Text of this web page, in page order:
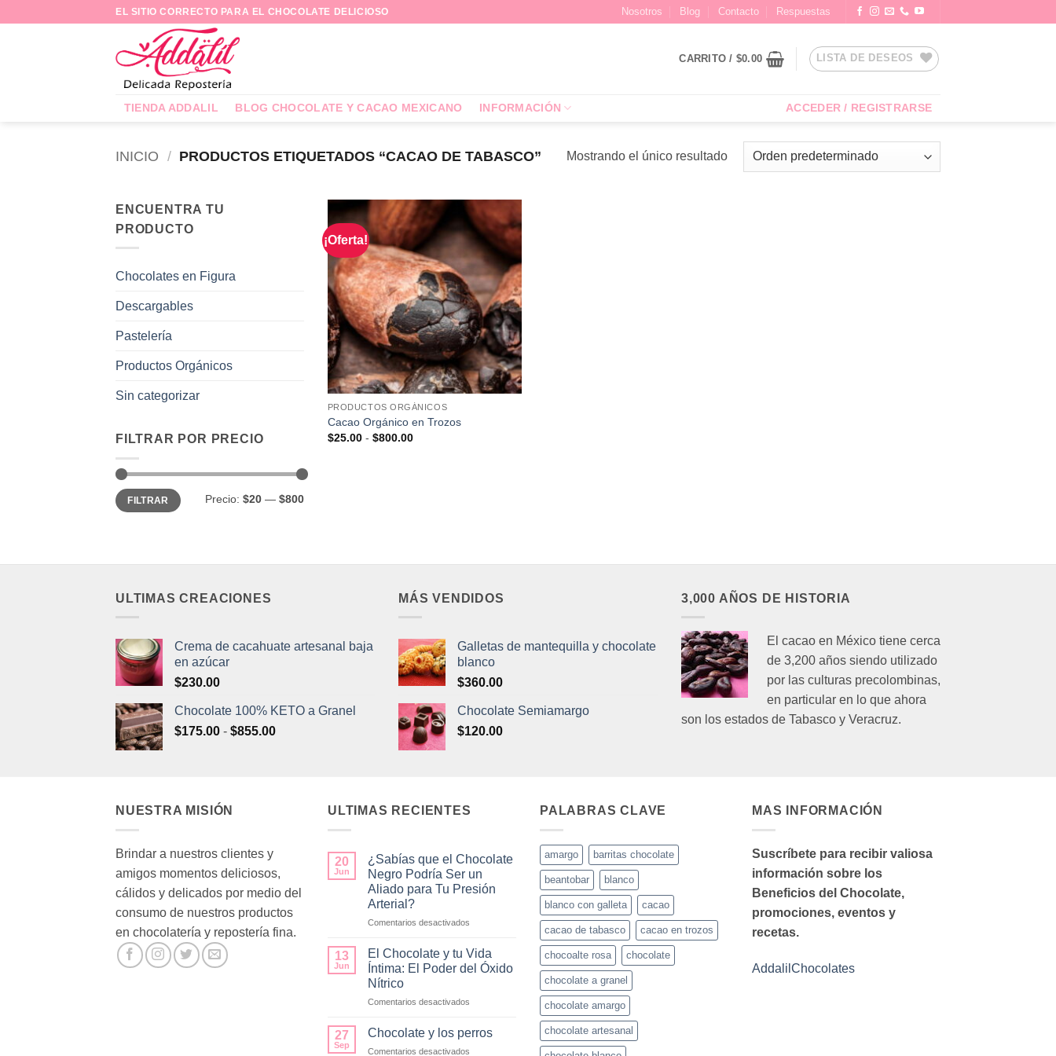
EL SITIO CORRECTO PARA EL CHOCOLATE DELICIOSO Nosotros Blog Contacto Respuestas
CARRITO / $0.00 LISTA DE DESEOS
TIENDA ADDALIL BLOG CHOCOLATE Y CACAO MEXICANO INFORMACIÓN ACCEDER / REGISTRARSE
INICIO / PRODUCTOS ETIQUETADOS “CACAO DE TABASCO” Mostrando el único resultado
ENCUENTRA TU
PRODUCTO
Chocolates en Figura
Descargables
Pastelería
Productos Orgánicos
Sin categorizar
FILTRAR POR PRECIO
Precio
mínimo
Precio
máximo
FILTRAR Precio: $20 — $800
¡Oferta!
Añadir
lista de
deseos
PRODUCTOS ORGÁNICOS
Cacao Orgánico en Trozos
$25.00 - $800.00Rango
ULTIMAS CREACIONES
Crema de cacahuate artesanal baja
en azúcar
$230.00
Chocolate 100% KETO a Granel
$175.00 - $855.00Rango
MÁS VENDIDOS
Galletas de mantequilla y chocolate
blanco
$360.00
Chocolate Semiamargo
$120.00
3,000 AÑOS DE HISTORIA
El cacao en México tiene cerca
de 3,200 años siendo utilizado
por las culturas precolombinas,
en particular en lo que ahora
son los estados de Tabasco y Veracruz.
NUESTRA MISIÓN
Brindar a nuestros clientes y
amigos momentos deliciosos,
cálidos y delicados por medio del
consumo de nuestros productos
en chocolatería y repostería fina.
ULTIMAS RECIENTES
20
Jun
¿Sabías que el Chocolate
Negro Podría Ser un
Aliado para Tu Presión
Arterial?
Comentarios desactivados
que
el
Chocolate
un
13
Jun
El Chocolate y tu Vida
Íntima: El Poder del Óxido
Nítrico
Comentarios desactivados
27
Sep
Chocolate y los perros
Comentarios desactivados
PALABRAS CLAVE
amargo barritas chocolate
beantobar blanco
blanco con galleta cacao
cacao de tabasco cacao en trozos
chocoalte rosa chocolate
chocolate a granel
chocolate amargo
chocolate artesanal
MAS INFORMACIÓN
Suscríbete para recibir valiosa
información sobre los
Beneficios del Chocolate,
promociones, eventos y
recetas.
AddalilChocolates